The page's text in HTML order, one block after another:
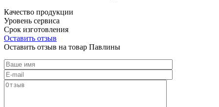
Качество продукции
Уровень сервиса
Срок изготовления
Оставить отзыв
Оставить отзыв на товар Павлины